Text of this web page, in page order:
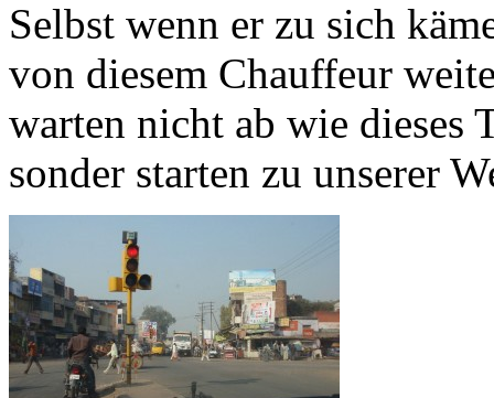
Selbst wenn er zu sich
von diesem Chauffeur
warten nicht ab wie dieses
sonder starten zu unserer